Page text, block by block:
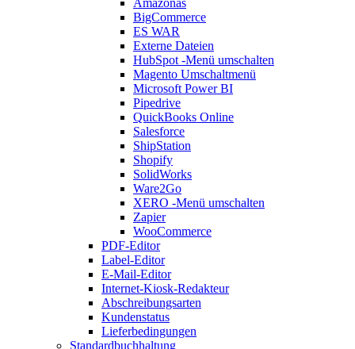
Amazonas
BigCommerce
ES WAR
Externe Dateien
HubSpot -Menü umschalten
Magento Umschaltmenü
Microsoft Power BI
Pipedrive
QuickBooks Online
Salesforce
ShipStation
Shopify
SolidWorks
Ware2Go
XERO -Menü umschalten
Zapier
WooCommerce
PDF-Editor
Label-Editor
E-Mail-Editor
Internet-Kiosk-Redakteur
Abschreibungsarten
Kundenstatus
Lieferbedingungen
Standardbuchhaltung